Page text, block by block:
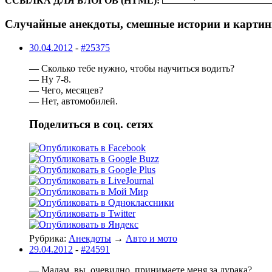
Случайные анекдоты, смешные истории и
30.04.2012 - #25375
— Сколько тебе нужно, чтобы научиться водить?
— Ну 7-8.
— Чего, месяцев?
— Нет, автомобилей.
Поделиться в соц. сетях
Рубрика: Анекдоты → Авто и мото
29.04.2012 - #24591
— Мадам, вы, очевидно, принимаете меня за дурака?